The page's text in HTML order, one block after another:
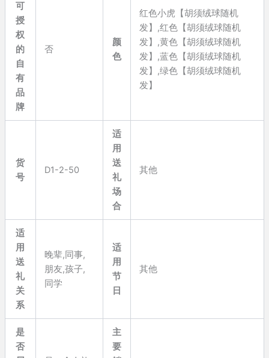
可
授
权
的
自
有
品
牌
否
颜
色
红色小虎【胡须绒球随机
发】,红色【胡须绒球随机
发】,黄色【胡须绒球随机
发】,蓝色【胡须绒球随机
发】,绿色【胡须绒球随机
发】
货
号
D1-2-50
适
用
送
礼
场
合
其他
适
用
送
礼
关
系
晚辈,同事,
朋友,孩子,
同学
适
用
节
日
其他
是
否
主
要